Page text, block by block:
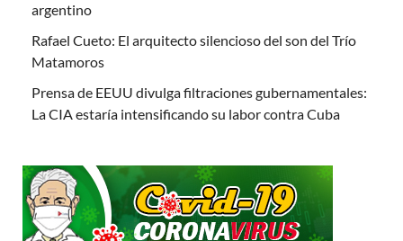
argentino
Rafael Cueto: El arquitecto silencioso del son del Trío
Matamoros
Prensa de EEUU divulga filtraciones gubernamentales:
La CIA estaría intensificando su labor contra Cuba